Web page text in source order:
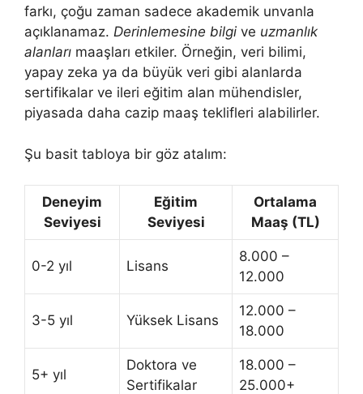
farkı, çoğu zaman sadece akademik unvanla
açıklanamaz. Derinlemesine bilgi ve uzmanlık
alanları maaşları etkiler. Örneğin, veri bilimi,
yapay zeka ya da büyük veri gibi alanlarda
sertifikalar ve ileri eğitim alan mühendisler,
piyasada daha cazip maaş teklifleri alabilirler.
Şu basit tabloya bir göz atalım:
Deneyim
Seviyesi
Eğitim
Seviyesi
Ortalama
Maaş (TL)
0-2 yıl Lisans
8.000 –
12.000
3-5 yıl Yüksek Lisans
12.000 –
18.000
5+ yıl
Doktora ve
Sertifikalar
18.000 –
25.000+